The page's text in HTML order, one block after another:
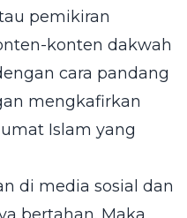
pemikiran
konten dakwah
cara pandang
mengkafirkan
Islam yang
di media sosial dan